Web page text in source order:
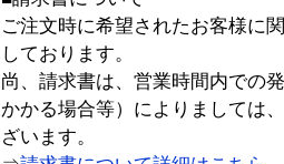
ご注文時に希望されたお客様に
しております。
尚、請求書は、営業時間内での
かかる場合等）によりましては
ざいます。